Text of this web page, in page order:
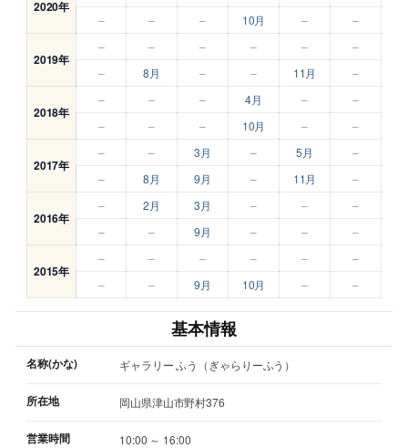
2020年
–
– – 10月 – –
2019年
– – – – –
–
–
8月 – – 11月 –
2018年
– – – 4月 –
–
–
– – 10月 – –
2017年
– – 3月 – 5月
–
–
8月 9月 – 11月 –
2016年
– 2月 3月 – –
–
–
– 9月 – – –
2015年
– – – – –
–
–
– 9月 10月 – –
基本情報
名称(かな) ギャラリー ふう（ぎゃらりーふう）
所在地 岡山県津山市野村376
営業時間
10:00 ～ 16:00